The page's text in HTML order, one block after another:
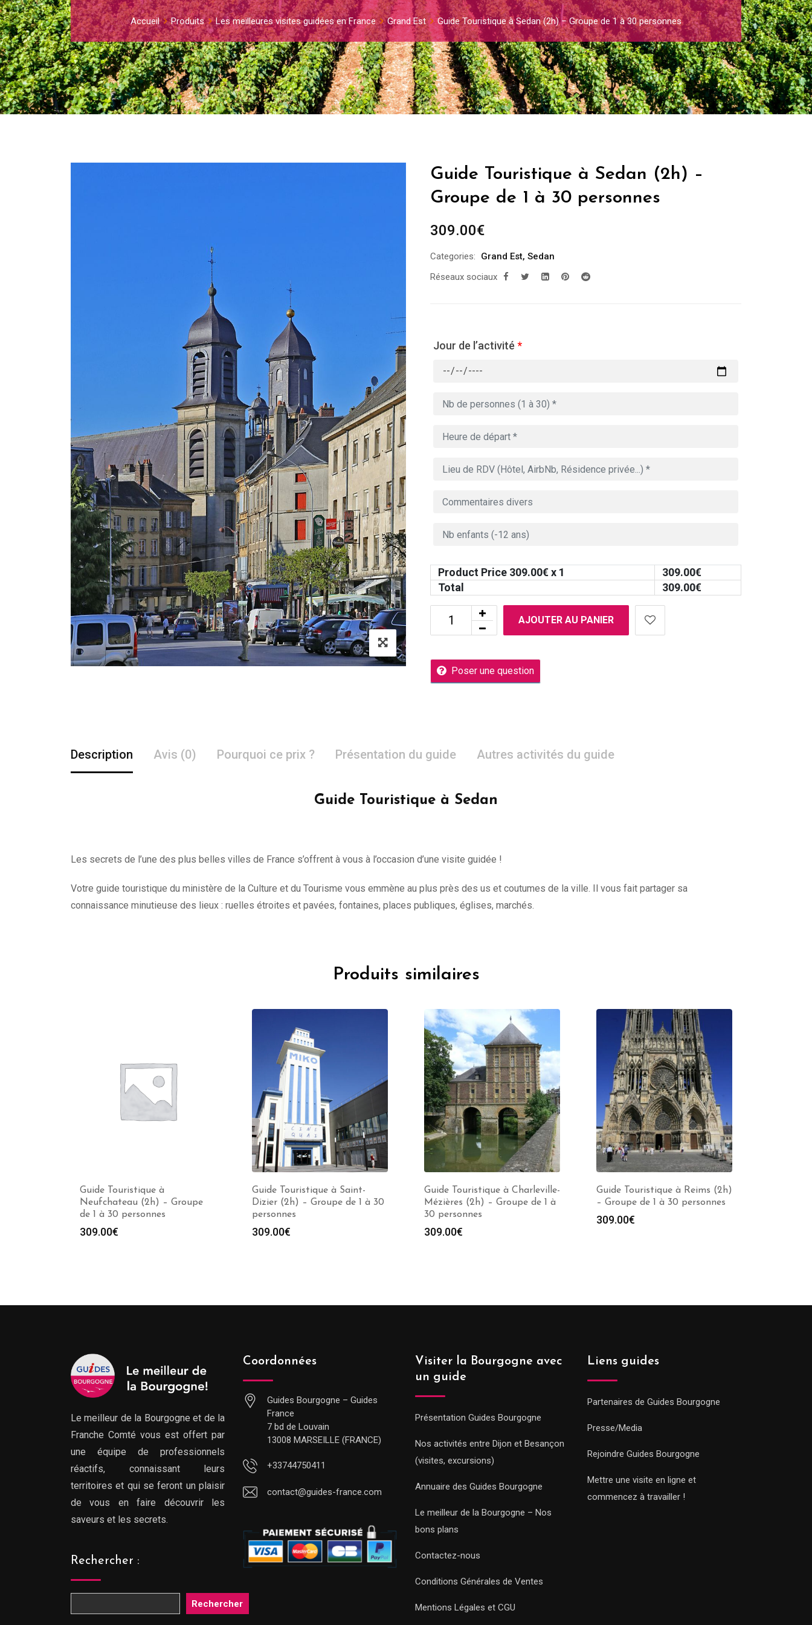
Accueil Produits Les meilleures visites guidées en France Grand Est Guide Touristique à Sedan (2h) – Groupe de 1 à 30 personnes
Guide Touristique à Sedan (2h) –
Groupe de 1 à 30 personnes
309.00€
Categories: Grand Est, Sedan
Réseaux sociaux
Jour de l’activité *
Product Price 309.00€ x 1 309.00€
Total
309.00€
AJOUTER AU PANIER
Poser une question
Description Avis (0) Pourquoi ce prix ? Présentation du guide Autres activités du guide
Guide Touristique à Sedan
Les secrets de l’une des plus belles villes de France s’offrent à vous à l’occasion d’une visite guidée !
Votre guide touristique du ministère de la Culture et du Tourisme vous emmène au plus près des us et coutumes de la ville. Il vous fait partager sa
connaissance minutieuse des lieux : ruelles étroites et pavées, fontaines, places publiques, églises, marchés.
Produits similaires
Guide Touristique à
Neufchateau (2h) – Groupe
de 1 à 30 personnes
309.00€
Guide Touristique à Saint-
Dizier (2h) – Groupe de 1 à 30
personnes
309.00€
Guide Touristique à Charleville-
Mézières (2h) – Groupe de 1 à
30 personnes
309.00€
Guide Touristique à Reims (2h)
– Groupe de 1 à 30 personnes
309.00€
Le meilleur de la Bourgogne et de la
Franche Comté vous est offert par
une équipe de professionnels
réactifs, connaissant leurs
territoires et qui se feront un plaisir
de vous en faire découvrir les
saveurs et les secrets.
Rechercher :
Rechercher
Coordonnées
Guides Bourgogne – Guides
France
7 bd de Louvain
13008 MARSEILLE (FRANCE)
+33744750411
contact@guides-france.com
Visiter la Bourgogne avec
un guide
Présentation Guides Bourgogne
Nos activités entre Dijon et Besançon
(visites, excursions)
Annuaire des Guides Bourgogne
Le meilleur de la Bourgogne – Nos
bons plans
Contactez-nous
Conditions Générales de Ventes
Mentions Légales et CGU
Liens guides
Partenaires de Guides Bourgogne
Presse/Media
Rejoindre Guides Bourgogne
Mettre une visite en ligne et
commencez à travailler !